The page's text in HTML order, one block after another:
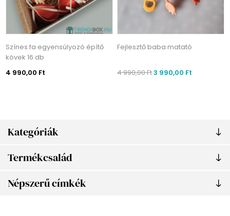
Kategóriák
Termékcsalád
Népszerű címkék
Színes fa egyensúlyozó építő
kövek 16 db
4 990,00 Ft
Fejlesztő baba matató
4 990,00 Ft3 990,00 Ft